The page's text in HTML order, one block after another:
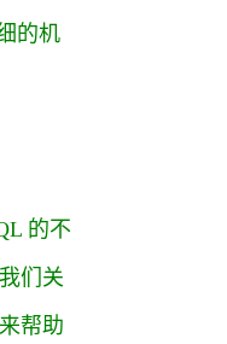
的机
的不
们关
帮助